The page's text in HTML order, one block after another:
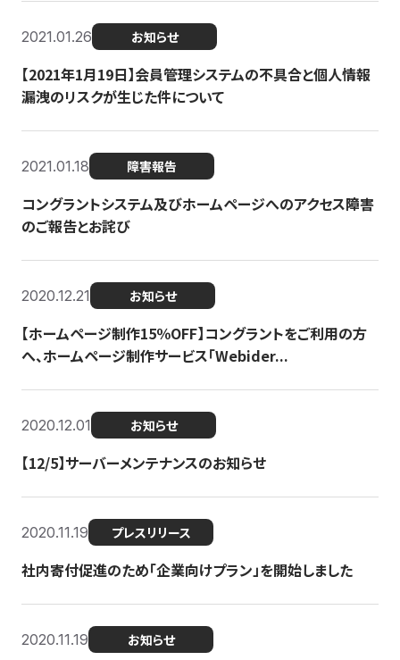
2021.01.26 お知らせ
【2021年1月19日】会員管理システムの不具合と個人情報
漏洩のリスクが生じた件について
2021.01.18 障害報告
コングラントシステム及びホームページへのアクセス障害
のご報告とお詫び
2020.12.21 お知らせ
【ホームページ制作15％OFF】コングラントをご利用の方
へ、ホームページ制作サービス「Webider...
2020.12.01 お知らせ
【12/5】サーバーメンテナンスのお知らせ
2020.11.19 プレスリリース
社内寄付促進のため「企業向けプラン」を開始しました
2020.11.19 お知らせ